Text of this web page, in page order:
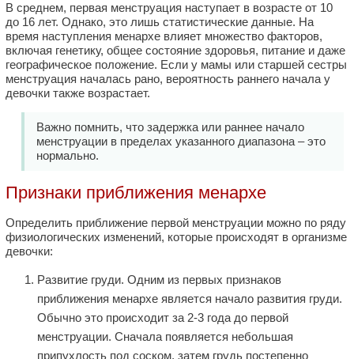
В среднем, первая менструация наступает в возрасте от 10
до 16 лет. Однако, это лишь статистические данные. На
время наступления менархе влияет множество факторов,
включая генетику, общее состояние здоровья, питание и даже
географическое положение. Если у мамы или старшей сестры
менструация началась рано, вероятность раннего начала у
девочки также возрастает.
Важно помнить, что задержка или раннее начало
менструации в пределах указанного диапазона – это
нормально.
Признаки приближения менархе
Определить приближение первой менструации можно по ряду
физиологических изменений, которые происходят в организме
девочки:
Развитие груди. Одним из первых признаков
приближения менархе является начало развития груди.
Обычно это происходит за 2-3 года до первой
менструации. Сначала появляется небольшая
припухлость под соском, затем грудь постепенно